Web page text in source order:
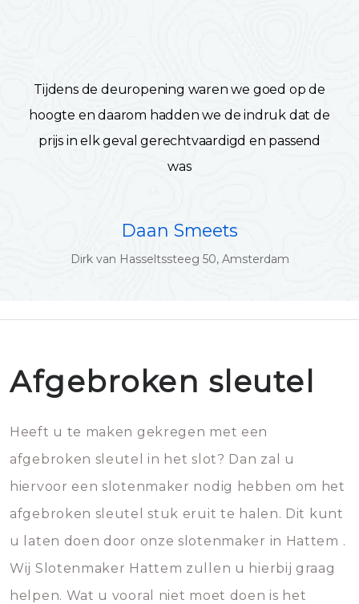
Tijdens de deuropening waren we goed op de
hoogte en daarom hadden we de indruk dat de
prijs in elk geval gerechtvaardigd en passend
was
Daan Smeets
Dirk van Hasseltssteeg 50, Amsterdam
Afgebroken sleutel
Heeft u te maken gekregen met een
afgebroken sleutel in het slot? Dan zal u
hiervoor een slotenmaker nodig hebben om het
afgebroken sleutel stuk eruit te halen. Dit kunt
u laten doen door onze slotenmaker in Hattem .
Wij Slotenmaker Hattem zullen u hierbij graag
helpen. Wat u vooral niet moet doen is het